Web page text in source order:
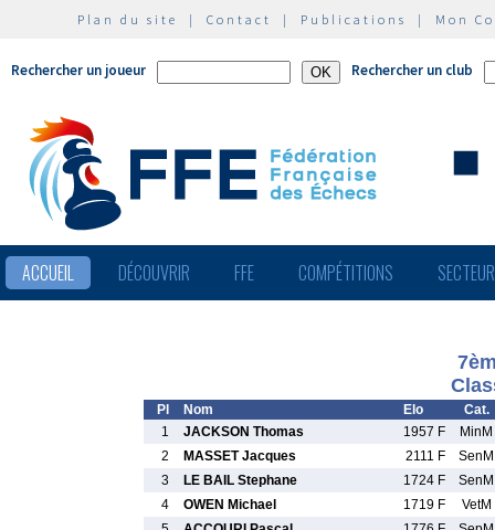
Plan du site | Contact | Publications | Mon
Rechercher un joueur Rechercher un club
ACCUEIL DÉCOUVRIR FFE COMPÉTITIONS
Pl Nom Elo
Cat.
1
JACKSON Thomas 1957 F
MinM
2
MASSET Jacques 2111 F
SenM
3
LE BAIL Stephane 1724 F
SenM
4
OWEN Michael 1719 F
VetM